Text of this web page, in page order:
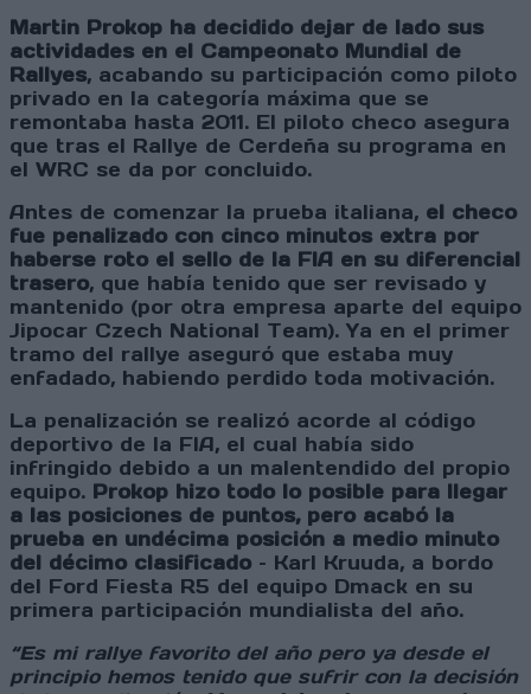
Martin Prokop ha decidido dejar de lado sus
actividades en el Campeonato Mundial de
Rallyes, acabando su participación como piloto
privado en la categoría máxima que se
remontaba hasta 2011. El piloto checo asegura
que tras el Rallye de Cerdeña su programa en
el WRC se da por concluido.
Antes de comenzar la prueba italiana, el checo
fue penalizado con cinco minutos extra por
haberse roto el sello de la FIA en su diferencial
trasero, que había tenido que ser revisado y
mantenido (por otra empresa aparte del equipo
Jipocar Czech National Team). Ya en el primer
tramo del rallye aseguró que estaba muy
enfadado, habiendo perdido toda motivación.
La penalización se realizó acorde al código
deportivo de la FIA, el cual había sido
infringido debido a un malentendido del propio
equipo. Prokop hizo todo lo posible para llegar
a las posiciones de puntos, pero acabó la
prueba en undécima posición a medio minuto
del décimo clasificado – Karl Kruuda, a bordo
del Ford Fiesta R5 del equipo Dmack en su
primera participación mundialista del año.
“Es mi rallye favorito del año pero ya desde el
principio hemos tenido que sufrir con la decisión